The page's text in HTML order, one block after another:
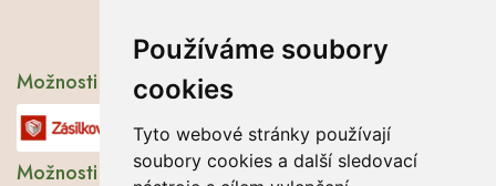
Používáme soubory
cookies
Tyto webové stránky používají
soubory cookies a další sledovací
údajů
Možnosti dopravy
Možnosti platby